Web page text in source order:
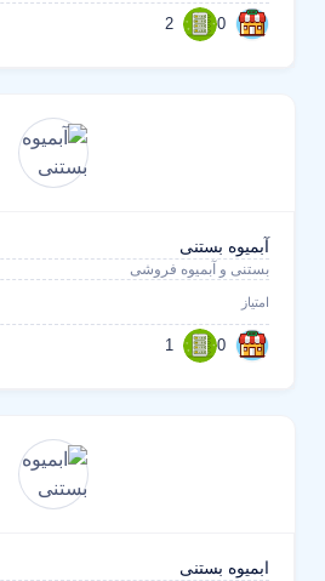
0
2
آبمیوه بستنی
بستنی و آبمیوه فروشی
امتیاز
0
1
ابمیوه بستنی